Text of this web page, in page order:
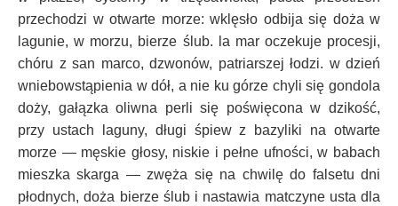
przechodzi w otwarte morze: wklęsło odbija się doża w
lagunie, w morzu, bierze ślub. la mar oczekuje procesji,
chóru z san marco, dzwonów, patriarszej łodzi. w dzień
wniebowstąpienia w dół, a nie ku górze chyli się gondola
doży, gałązka oliwna perli się poświęcona w dzikość,
przy ustach laguny, długi śpiew z bazyliki na otwarte
morze — męskie głosy, niskie i pełne ufności, w babach
mieszka skarga — zwęża się na chwilę do falsetu dni
płodnych, doża bierze ślub i nastawia matczyne usta dla